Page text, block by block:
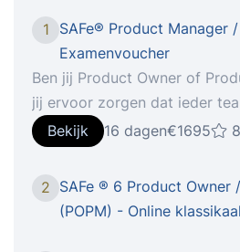
1
SAFe® Product Manager
Examenvoucher
Ben jij Product Owner of
jij ervoor zorgen dat ieder
prioriteiten zijn? Wil je weten
Release Train (ART) waarde
kunt doen om jou Ben jij
Product Manager en wil jij
ieder team weet wat de
Bekijk 16 dagen€1695
2 SAFe ® 6 Product Owner
(POPM) - Online